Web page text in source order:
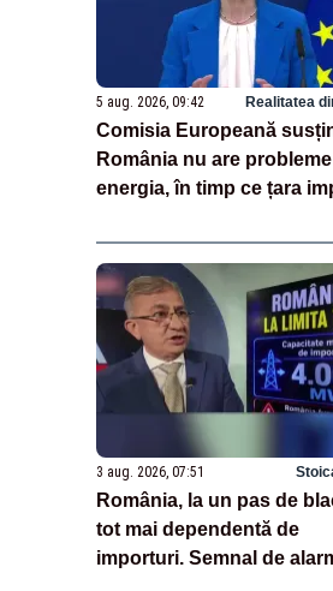
5 aug. 2026, 09:42 Realitatea
Comisia Europeană
România nu are
energia, în timp ce țara
3 aug. 2026, 07:51
România, la un pas de
tot mai dependentă de
importuri. Semnal de